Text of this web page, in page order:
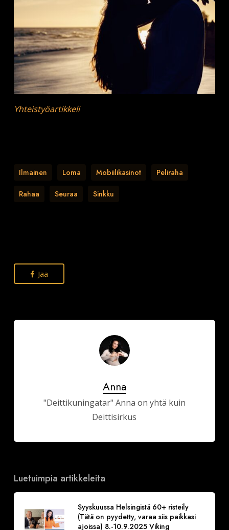
Yhteistyöartikkeli
Ilmainen Loma Mobiilikasinot Peliraha
Rahaa Seuraa Sinkku
Jaa
Anna
"Deittikuningatar" Anna on yhtä kuin
Deittisirkus
Luetuimpia artikkeleita
Syyskuussa Helsingistä 60+ risteily
(Tätä on pyydetty, varaa siis paikkasi
ajoissa) 8.-10.9.2025 Viking